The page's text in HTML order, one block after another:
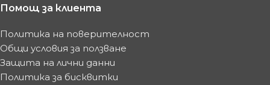
Помощ за клиента
Политика на поверителност
Общи условия за ползване
Защита на лични данни
Политика за бисквитки